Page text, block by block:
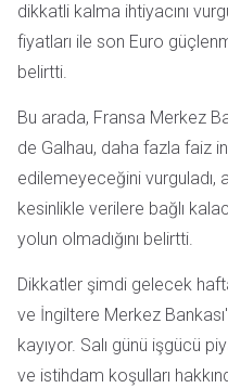
dikkatli kalma ihtiyacını
fiyatları ile son Euro
belirtti.
Bu arada, Fransa Merkez
de Galhau, daha fazla faiz
edilemeyeceğini vurguladı,
kesinlikle verilere bağlı
yolun olmadığını belirtti.
Dikkatler şimdi gelecek
ve İngiltere Merkez
kayıyor. Salı günü işgücü
ve istihdam koşulları